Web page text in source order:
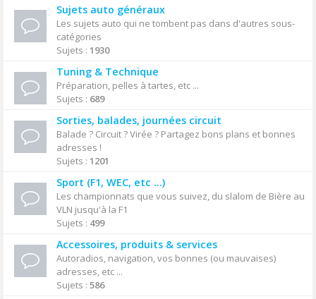
Sujets auto généraux
Les sujets auto qui ne tombent pas dans d'autres sous-
catégories
Sujets : 1930
Tuning & Technique
Préparation, pelles à tartes, etc ...
Sujets : 689
Sorties, balades, journées circuit
Balade ? Circuit ? Virée ? Partagez bons plans et bonnes
adresses !
Sujets : 1201
Sport (F1, WEC, etc ...)
Les championnats que vous suivez, du slalom de Bière au
VLN jusqu'à la F1
Sujets : 499
Accessoires, produits & services
Autoradios, navigation, vos bonnes (ou mauvaises)
adresses, etc ...
Sujets : 586